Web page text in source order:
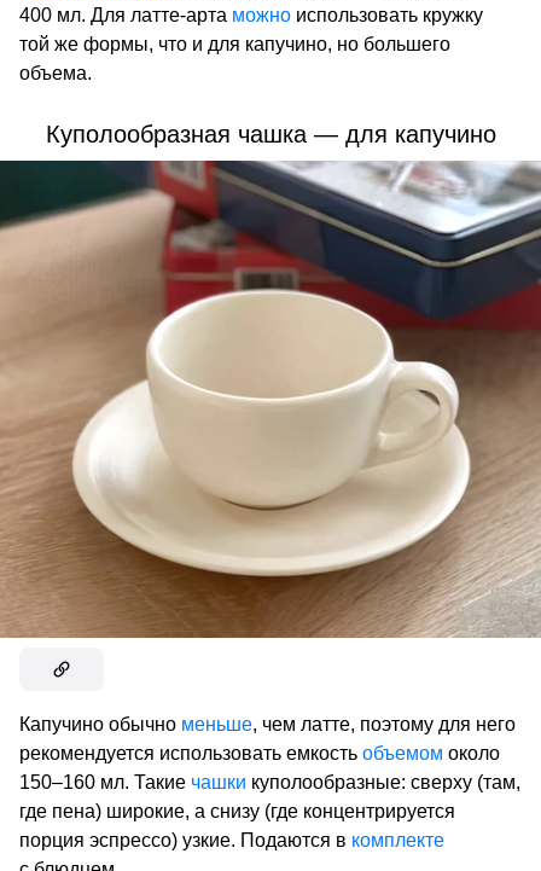
400 мл. Для латте-арта можно использовать кружку
той же формы, что и для капучино, но большего
объема.
Куполообразная чашка — для капучино
Капучино обычно меньше, чем латте, поэтому для него
рекомендуется использовать емкость объемом около
150–160 мл. Такие чашки куполообразные: сверху (там,
где пена) широкие, а снизу (где концентрируется
порция эспрессо) узкие. Подаются в комплекте